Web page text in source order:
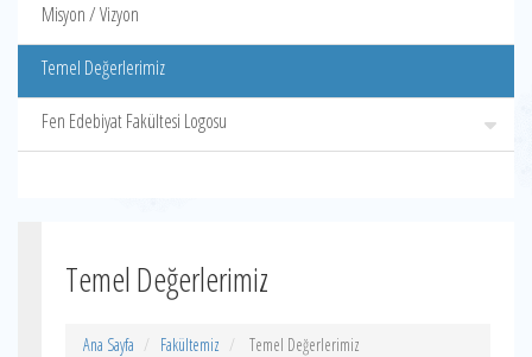
Misyon / Vizyon
Temel Değerlerimiz
Fen Edebiyat Fakültesi Logosu
Temel Değerlerimiz
Ana Sayfa Fakültemiz Temel Değerlerimiz